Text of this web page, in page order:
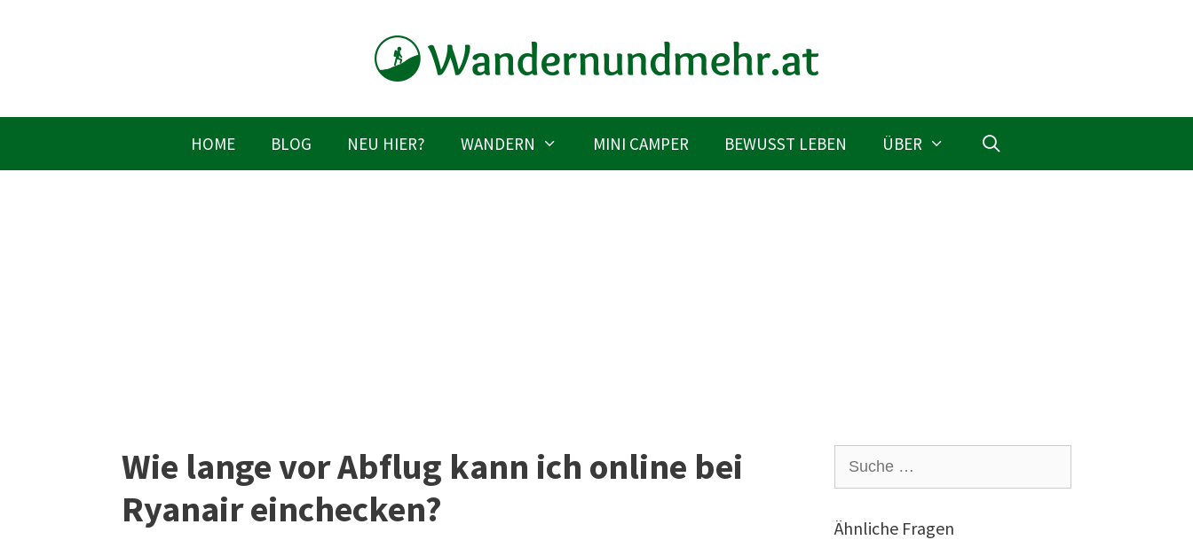
HOME BLOG NEU HIER? WANDERN MINI CAMPER BEWUSST LEBEN ÜBER
Wie lange vor Abflug kann ich online bei
Ryanair einchecken?
nach:
Ähnliche Fragen